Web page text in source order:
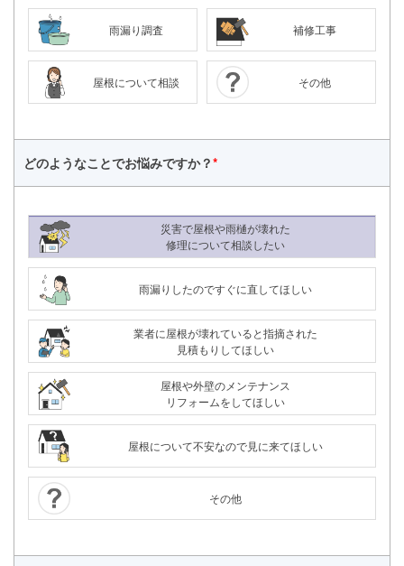
24時間365日対応
雨漏り調査 補修工事
屋根について相談 その他
どのようなことでお悩みですか？*
災害で屋根や雨樋が壊れた
修理について相談したい
雨漏りしたのですぐに直してほしい
業者に屋根が壊れていると指摘された
見積もりしてほしい
屋根や外壁のメンテナンス
リフォームをしてほしい
屋根について不安なので見に来てほしい
その他